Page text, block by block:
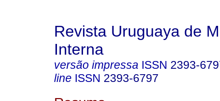
Revista Uruguaya de
Interna
versão impressa ISSN 2393-
line ISSN 2393-6797